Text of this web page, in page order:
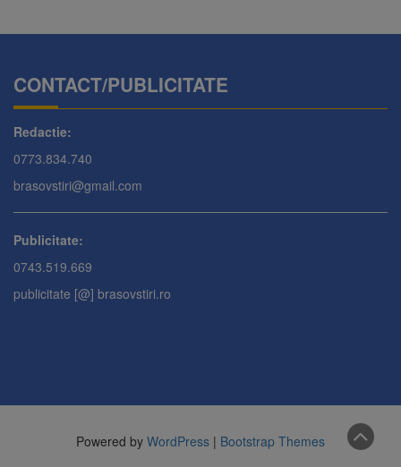
CONTACT/PUBLICITATE
Redactie:
0773.834.740
brasovstiri@gmail.com
Publicitate:
0743.519.669
publicitate [@] brasovstiri.ro
Powered by WordPress | Bootstrap Themes